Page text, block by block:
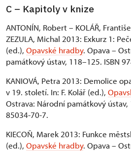
C – Kapitoly v knize
ANTONÍN, Robert – KOLÁŘ,
ZEZULA, Michal 2013: Exkurz 1:
(ed.), Opavské hradby. Opava –
památkový ústav, 118–125. ISBN
KANIOVÁ, Petra 2013: Demolice
v 19. století. In: F. Kolář (ed.),
Ostrava: Národní památkový ústav,
85034-70-7.
KIECOŇ, Marek 2013: Funkce
(ed.), Opavské hradby. Opava –